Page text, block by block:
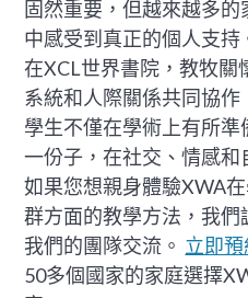
固然重要，但越來越多
中感受到真正的個人支持
在XCL世界書院，教牧
系統和人際關係共同協
學生不僅在學術上有所
一份子，在社交、情感和
如果您想親身體驗XWA
群方面的教學方法，我
我們的團隊交流。 立即
50多個國家的家庭選擇